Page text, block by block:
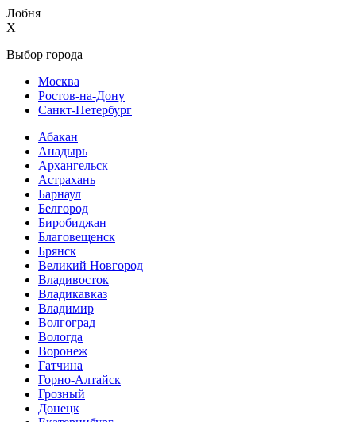
Лобня
X
Выбор города
Москва
Ростов-на-Дону
Санкт-Петербург
Абакан
Анадырь
Архангельск
Астрахань
Барнаул
Белгород
Биробиджан
Благовещенск
Брянск
Великий Новгород
Владивосток
Владикавказ
Владимир
Волгоград
Вологда
Воронеж
Гатчина
Горно-Алтайск
Грозный
Донецк